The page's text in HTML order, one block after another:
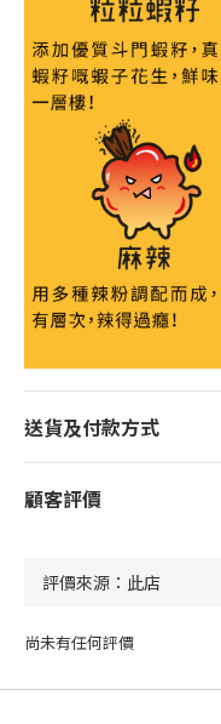
送貨及付款方式
顧客評價
尚未有任何評價